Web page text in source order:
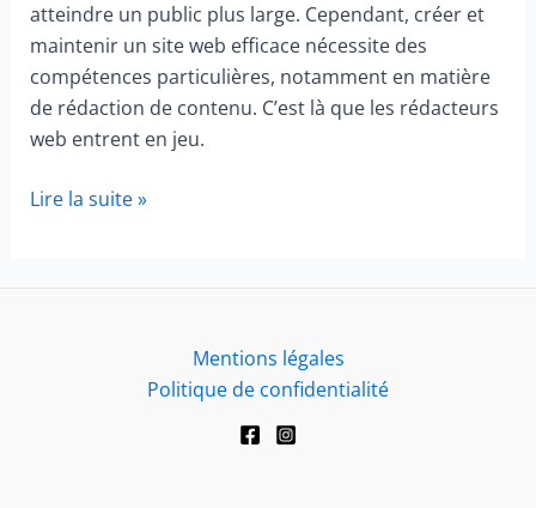
atteindre un public plus large. Cependant, créer et
maintenir un site web efficace nécessite des
compétences particulières, notamment en matière
de rédaction de contenu. C’est là que les rédacteurs
web entrent en jeu.
Présence
Lire la suite »
Mentions légales
Politique de confidentialité